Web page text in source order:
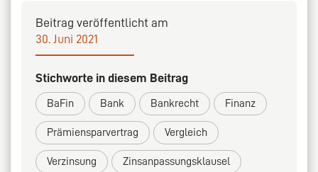
Beitrag veröffentlicht am
30. Juni 2021
Stichworte in diesem Beitrag
BaFin Bank Bankrecht Finanz
Prämiensparvertrag Vergleich
Verzinsung Zinsanpassungsklausel